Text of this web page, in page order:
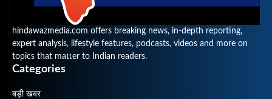
hindawazmedia.com offers breaking news, in-depth reporting,
expert analysis, lifestyle features, podcasts, videos and more on
topics that matter to Indian readers.
Categories
बड़ी खबर